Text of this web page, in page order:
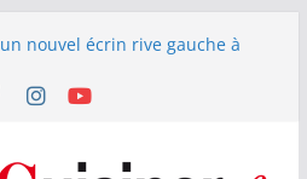
nouvel écrin rive gauche à
le four à pizza électrique